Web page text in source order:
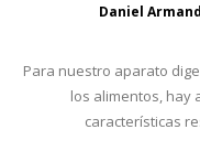
Daniel
Para nuestro aparato
los alimentos, hay
características